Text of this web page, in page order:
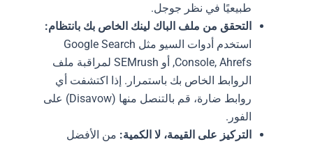
طبيعيًا في نظر جوجل.
التحقق من ملف الباك لينك الخاص بك بانتظام:
استخدم أدوات السيو مثل Google Search
Console, Ahrefs, أو SEMrush لمراقبة ملف
الروابط الخاص بك باستمرار. إذا اكتشفت أي
روابط ضارة، قم بالتنصل منها (Disavow) على
الفور.
التركيز على القيمة، لا الكمية:من الأفضل